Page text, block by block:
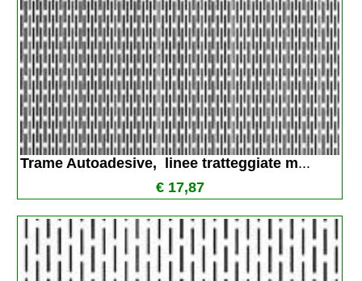
Trame Autoadesive,  linee tratteggiate m...
€ 17,87